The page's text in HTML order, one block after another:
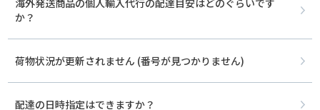
か？
荷物状況が更新されません (番号が見つかりません)
配達の日時指定はできますか？